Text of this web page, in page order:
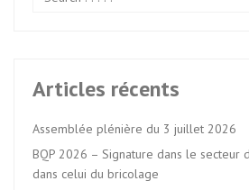
Articles récents
Assemblée plénière du 3 juillet 2026
BQP 2026 – Signature dans le secteur
dans celui du bricolage